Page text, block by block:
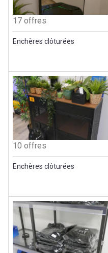
17 offres
Enchères clôturées
10 offres
Enchères clôturées